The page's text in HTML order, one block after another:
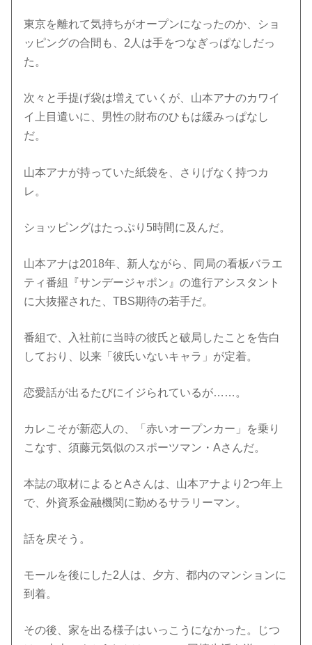
東京を離れて気持ちがオープンになったのか、ショ
ッピングの合間も、2人は手をつなぎっぱなしだっ
た。
次々と手提げ袋は増えていくが、山本アナのカワイ
イ上目遣いに、男性の財布のひもは緩みっぱなし
だ。
山本アナが持っていた紙袋を、さりげなく持つカ
レ。
ショッピングはたっぷり5時間に及んだ。
山本アナは2018年、新人ながら、同局の看板バラエ
ティ番組『サンデージャポン』の進行アシスタント
に大抜擢された、TBS期待の若手だ。
番組で、入社前に当時の彼氏と破局したことを告白
しており、以来「彼氏いないキャラ」が定着。
恋愛話が出るたびにイジられているが……。
カレこそが新恋人の、「赤いオープンカー」を乗り
こなす、須藤元気似のスポーツマン・Aさんだ。
本誌の取材によるとAさんは、山本アナより2つ年上
で、外資系金融機関に勤めるサラリーマン。
話を戻そう。
モールを後にした2人は、夕方、都内のマンションに
到着。
その後、家を出る様子はいっこうになかった。じつ